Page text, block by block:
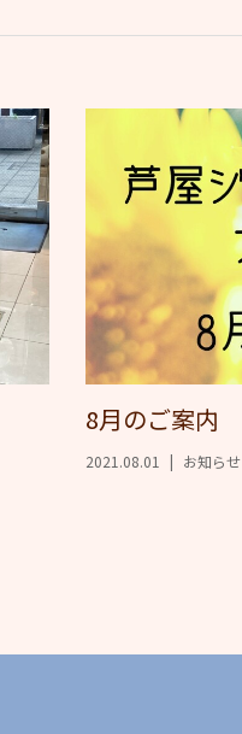
8月のご案内
2021.08.01 お知らせ